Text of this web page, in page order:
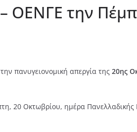
ΟΕΝΓΕ την
πανυγειονομική απεργία της 20ης
20 Οκτωβρίου, ημέρα Πανελλαδικής